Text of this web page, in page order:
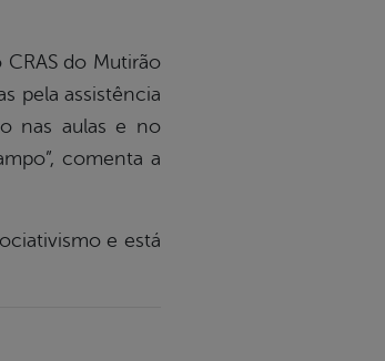
do Mutirão
pela assistência
nas aulas e no
comenta a
e está